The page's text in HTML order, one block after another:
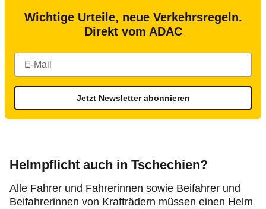
Wichtige Urteile, neue Verkehrsregeln.
Direkt vom ADAC
Jetzt Newsletter abonnieren
Helmpflicht auch in Tschechien?
Alle Fahrer und Fahrerinnen sowie Beifahrer und
Beifahrerinnen von Krafträdern müssen einen Helm